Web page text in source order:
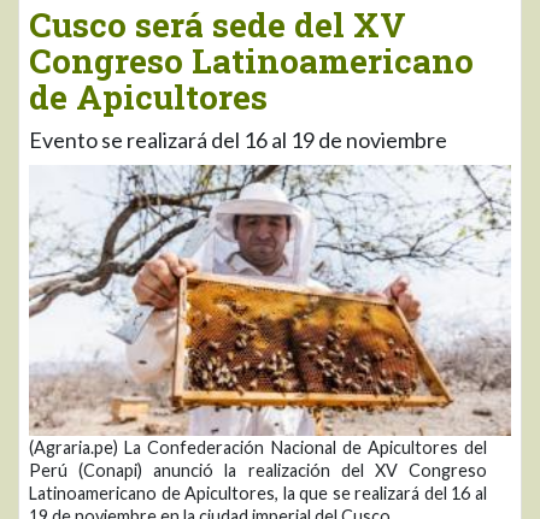
Cusco será sede del XV
Congreso Latinoamericano
de Apicultores
Evento se realizará del 16 al 19 de noviembre
(Agraria.pe) La Confederación Nacional de Apicultores del
Perú (Conapi) anunció la realización del XV Congreso
Latinoamericano de Apicultores, la que se realizará del 16 al